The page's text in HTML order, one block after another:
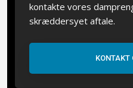
kontakte vores
skræddersyet aftale.
KONTAKT